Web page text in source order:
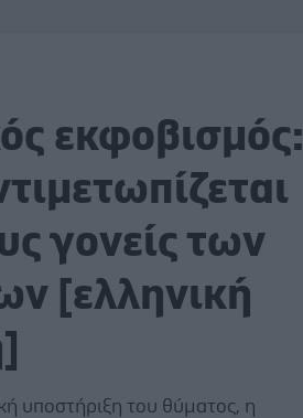
εκφοβισμός:
γονείς των
[ελληνική
υποστήριξη του θύματος, η